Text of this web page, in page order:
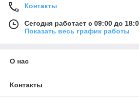
Контакты
Сегодня работает с 09:00 до
Показать весь график работы
О нас
Контакты